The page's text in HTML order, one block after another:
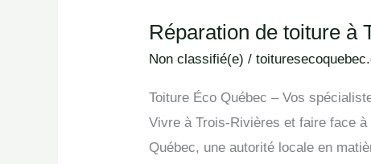
Réparation de toiture à
Non classifié(e) /
Toiture Éco Québec – Vos
Vivre à Trois-Rivières et faire face
Québec, une autorité locale en
Réparation
de
à
Trois-
Rivières